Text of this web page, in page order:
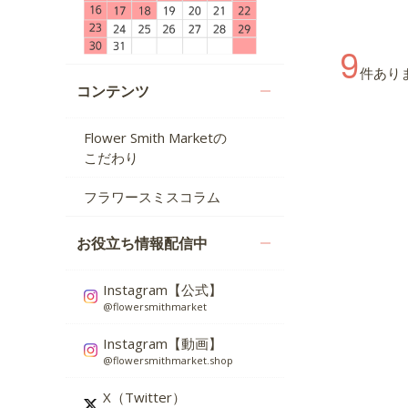
コンテンツ
Flower Smith Marketの
こだわり
フラワースミスコラム
お役立ち情報配信中
Instagram【公式】
@flowersmithmarket
Instagram【動画】
@flowersmithmarket.shop
X（Twitter）
9件あり